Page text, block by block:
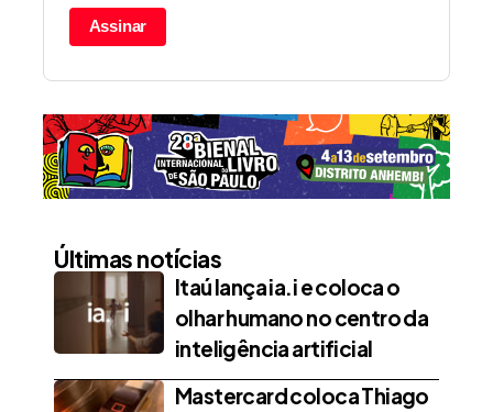
Assinar
Últimas notícias
Itaú lança ia.i e coloca o
olhar humano no centro da
inteligência artificial
Mastercard coloca Thiago